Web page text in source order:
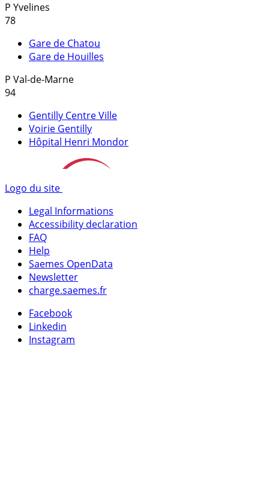
P Yvelines
78
Gare de Chatou
Gare de Houilles
P Val-de-Marne
94
Gentilly Centre Ville
Voirie Gentilly
Hôpital Henri Mondor
Logo du site
Legal Informations
Accessibility declaration
FAQ
Help
Saemes OpenData
Newsletter
charge.saemes.fr
Facebook
Linkedin
Instagram